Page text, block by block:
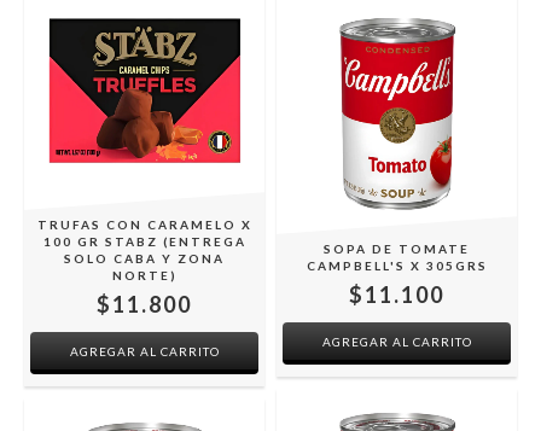
TRUFAS CON CARAMELO X
100 GR STABZ (ENTREGA
SOLO CABA Y ZONA
NORTE)
$11.800
SOPA DE TOMATE
CAMPBELL'S X 305GRS
$11.100